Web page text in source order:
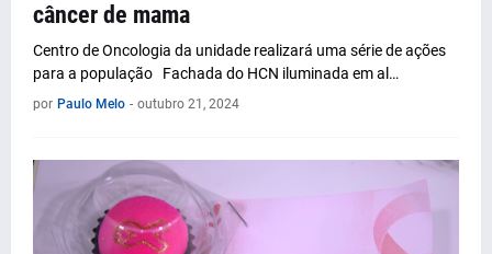
câncer de mama
Centro de Oncologia da unidade realizará uma série de ações
para a população Fachada do HCN iluminada em al…
por Paulo Melo - outubro 21, 2024